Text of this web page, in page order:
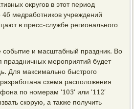
округов в этот период
46 медработников учреждений
в пресс-службе регионального
событие и масштабный праздник. Во
праздничных мероприятий будет
Для максимально быстрого
схема расположения
по номерам '103' или '112'
скорую, а также получить